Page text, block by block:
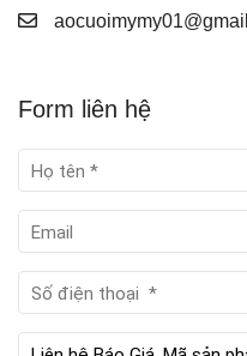
Form liên hệ